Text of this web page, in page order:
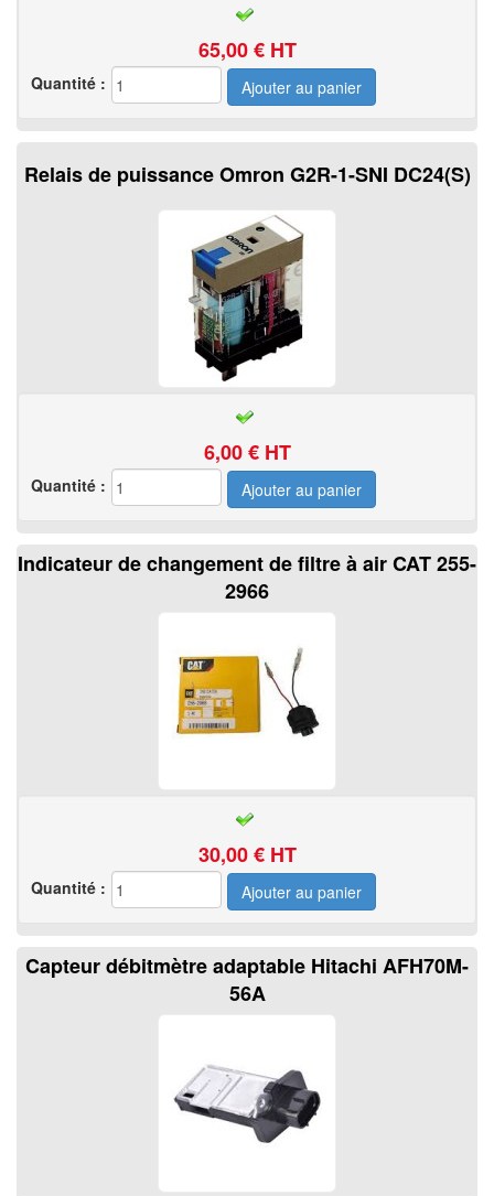
65,00€ HT
Quantité :
Relais de puissance Omron G2R-1-SNI DC24(S)
6,00€ HT
Quantité :
Indicateur de changement de filtre à air CAT 255-
2966
30,00€ HT
Quantité :
Capteur débitmètre adaptable Hitachi AFH70M-
56A